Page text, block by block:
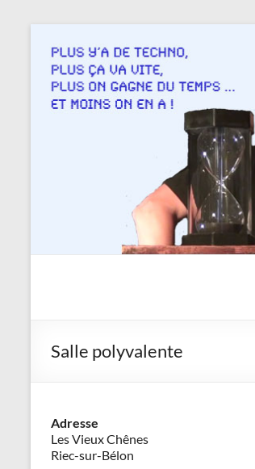
contenu
actes
Philippe
Cazeneuve
Salle polyvalente
Adresse
Les Vieux Chênes
Riec-sur-Bélon